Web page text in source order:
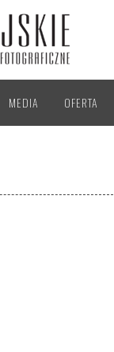
MEDIA OFERTA